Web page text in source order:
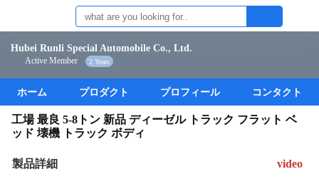
Hubei Runli Special Automobile Co., Ltd.
Active Member 2 Years
ホーム プロダクト プロフィール コンタクト
工場 最良 5-8トン 新品 ディーゼル トラック フラット ベ
ッド 壊機 トラック ボディ
製品詳細 video